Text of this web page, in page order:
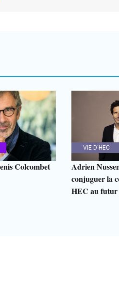
Colcombet
VIE D'HEC
Adrien
conjuguer la
HEC au futur